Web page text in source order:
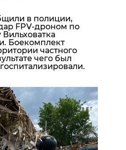
в полиции,
FPV-дроном по
Боекомплект
частного
чего был